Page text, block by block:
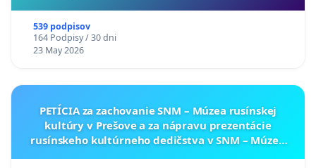
539 podpisov
164 Podpisy / 30 dni
23 May 2026
PETÍCIA za zachovanie SNM – Múzea rusínskej
kultúry v Prešove a za nápravu prezentácie
rusínskeho kultúrneho dedičstva v SNM – Múzeu